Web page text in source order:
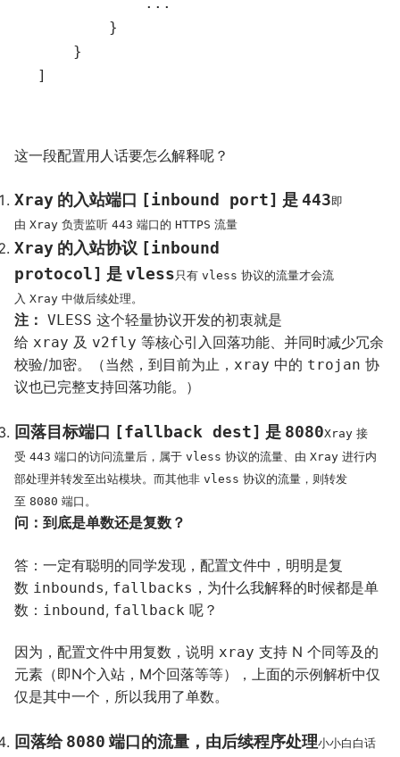
这一段配置用人话要怎么解释呢？
Xray 的入站端口 [inbound port] 是443即
由 Xray 负责监听 443 端口的 HTTPS 流量
Xray 的入站协议 [inbound
protocol] 是vless只有 vless 协议的流量才会流
入 Xray 中做后续处理。
注： VLESS 这个轻量协议开发的初衷就是
给 xray 及 v2fly 等核心引入回落功能、并同时减少冗余
校验/加密。（当然，到目前为止， xray 中的 trojan 协
议也已完整支持回落功能。）
回落目标端口 [fallback dest] 是 8080Xray 接
受 443 端口的访问流量后，属于 vless 协议的流量、由 Xray 进行内
部处理并转发至出站模块。而其他非 vless 协议的流量，则转发
至 8080 端口。
问：到底是单数还是复数？
答：一定有聪明的同学发现，配置文件中，明明是复
数 inbounds, fallbacks ，为什么我解释的时候都是单
数： inbound, fallback 呢？
因为，配置文件中用复数，说明 xray 支持 N 个同等及的
元素（即N个入站，M个回落等等），上面的示例解析中仅
仅是其中一个，所以我用了单数。
回落给8080 端口的流量，由后续程序处理小小白白话